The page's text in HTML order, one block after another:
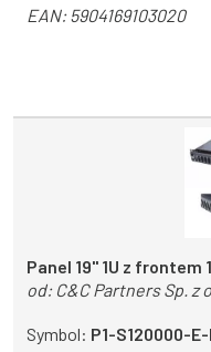
EAN:5904169103020
Panel 19'' 1U z
od: C&C Partners Sp. z
Symbol: P1-S120000-